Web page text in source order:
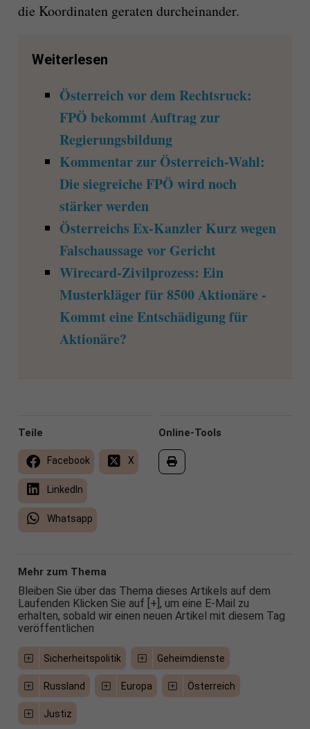
die Koordinaten geraten durcheinander.
Weiterlesen
Österreich vor dem Rechtsruck:
FPÖ bekommt Auftrag zur
Regierungsbildung
Kommentar zur Österreich-Wahl:
Die siegreiche FPÖ wird noch
stärker werden
Österreichs Ex-Kanzler Kurz wegen
Falschaussage vor Gericht
Wirecard-Zivilprozess: Ein
Musterkläger für 8500 Aktionäre -
Kommt eine Entschädigung für
Aktionäre?
Online-Tools
Teile
Facebook X
LinkedIn
Whatsapp
Mehr zum Thema
Bleiben Sie über das Thema dieses Artikels auf dem
Laufenden Klicken Sie auf [+], um eine E-Mail zu
erhalten, sobald wir einen neuen Artikel mit diesem Tag
veröffentlichen
Sicherheitspolitik Geheimdienste
Russland Europa Österreich
Justiz